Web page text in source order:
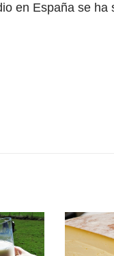
en España se ha